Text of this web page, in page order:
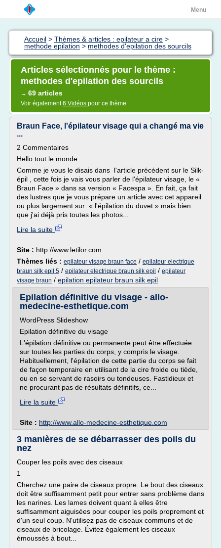
Menu
Accueil > Thèmes & articles : epilateur a cire >
methode epilation > methodes d'epilation des sourcils
Articles sélectionnés pour le thème :
methodes d'epilation des sourcils
→ 69 articles
Voir également6 Vidéos pour ce thème
Braun Face, l'épilateur visage qui a changé ma vie
...
2 Commentaires
Hello tout le monde
Comme je vous le disais dans l'article précédent sur le Silk-
épil , cette fois je vais vous parler de l'épilateur visage, le «
Braun Face » dans sa version « Facespa ». En fait, ça fait
des lustres que je vous prépare un article avec cet appareil
ou plus largement sur « l'épilation du duvet » mais bien
que j'ai déjà pris toutes les photos...
Lire la suite
Site : http://www.letilor.com
Thèmes liés : epilateur visage braun face / epilateur electrique
braun silk epil 5 / epilateur electrique braun silk epil / epilateur
visage braun / epilation epilateur braun silk epil
Epilation définitive du visage - allo-
medecine-esthetique.com
WordPress Slideshow
Epilation définitive du visage
L'épilation définitive ou permanente peut être effectuée
sur toutes les parties du corps, y compris le visage.
Habituellement, l'épilation de cette partie du corps se fait
de façon temporaire en utilisant de la cire froide ou tiède,
ou en se servant de rasoirs ou tondeuses. Fastidieux et
ne procurant pas de résultats définitifs, ce...
Lire la suite
Site : http://www.allo-medecine-esthetique.com
3 manières de se débarrasser des poils du
nez
Couper les poils avec des ciseaux
1
Cherchez une paire de ciseaux propre. Le bout des ciseaux
doit être suffisamment petit pour entrer sans problème dans
les narines. Les lames doivent quant à elles être
suffisamment aiguisées pour couper les poils proprement et
d'un seul coup. N'utilisez pas de ciseaux communs et de
ciseaux de bricolage. Évitez également les ciseaux
émoussés à bout...